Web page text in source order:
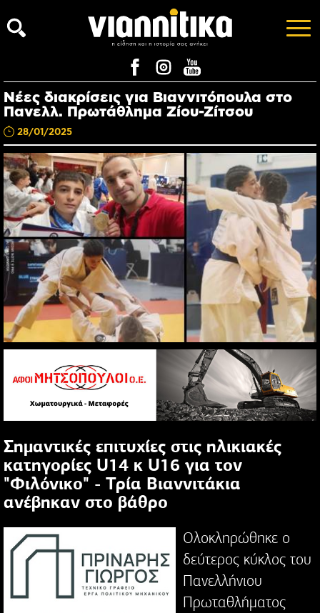
Νέες διακρίσεις για Βιαννιτόπουλα στο
Πανελλ. Πρωτάθλημα Ζίου-Ζίτσου
28/01/2025
Σημαντικές επιτυχίες στις ηλικιακές
κατηγορίες U14 κ U16 για τον
"Φιλόνικο" - Τρία Βιαννιτάκια
ανέβηκαν στο βάθρο
Ολοκληρώθηκε ο
δεύτερος κύκλος του
Πανελλήνιου
Πρωταθλήματος